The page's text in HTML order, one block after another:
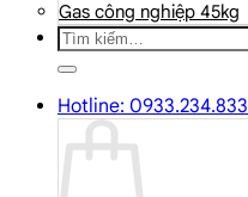
Gas công nghiệp 45kg
Tìm
kiếm:
Hotline: 0933.234.833